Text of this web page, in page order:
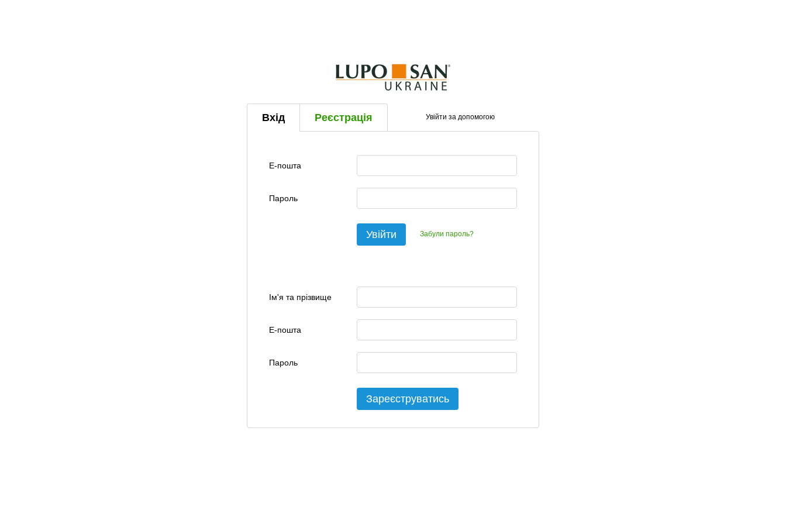
Вхід Реєстрація Увійти за допомогою
Е-пошта
Пароль
Увійти Забули пароль?
Ім'я та прізвище
Е-пошта
Пароль
Зареєструватись